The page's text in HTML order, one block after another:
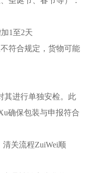
1至2天
符合规定，货物可能
其进行单独安检。此
确保包装与申报符合
清关流程ZuiWei顺